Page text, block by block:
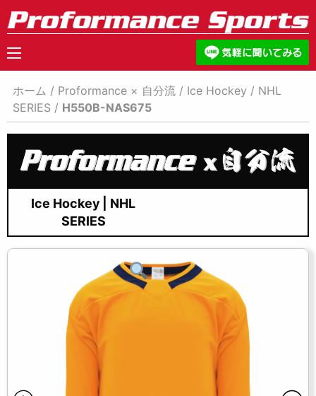
ホーム / Proformance × 自分流 / Ice Hockey / NHL
SERIES / H550B-NAS675
Ice Hockey | NHL
SERIES